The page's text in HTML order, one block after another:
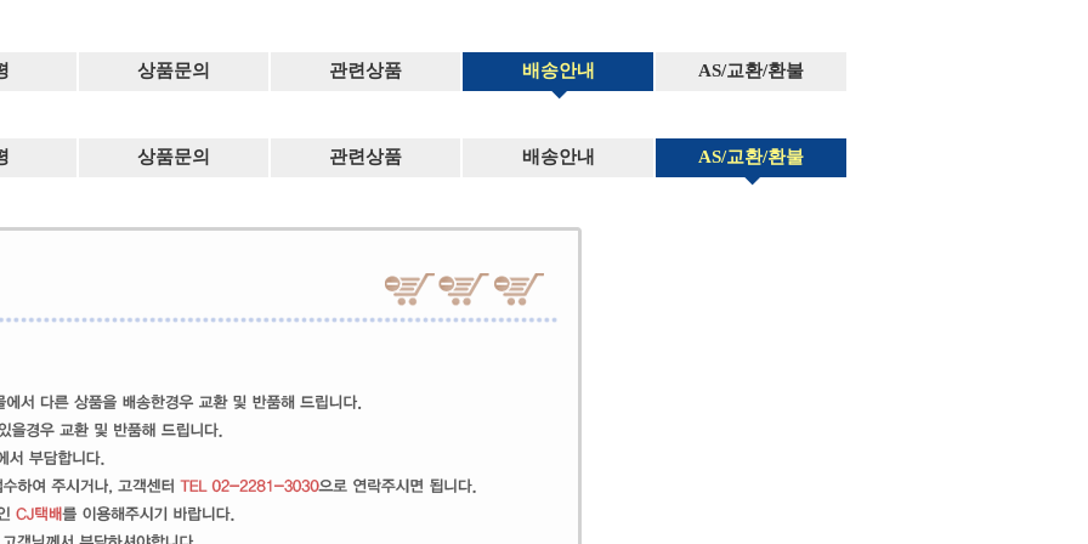
상품문의 관련상품 배송안내 AS/교환/환불
상품문의 관련상품 배송안내 AS/교환/환불